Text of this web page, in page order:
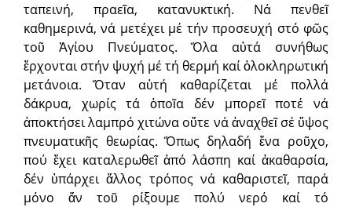
ταπεινή, πραεῖα, κατανυκτική. Νά πενθεῖ
καθημερινά, νά μετέχει μέ τήν προσευχή στό φῶς
τοῦ Ἁγίου Πνεύματος. Ὅλα αὐτά συνήθως
ἔρχονται στήν ψυχή μέ τή θερμή καί ὁλοκληρωτική
μετάνοια. Ὅταν αὐτή καθαρίζεται μέ πολλά
δάκρυα, χωρίς τά ὁποῖα δέν μπορεῖ ποτέ νά
ἀποκτήσει λαμπρό χιτώνα οὔτε νά ἀναχθεῖ σέ ὕψος
πνευματικῆς θεωρίας. Ὅπως δηλαδή ἕνα ροῦχο,
πού ἔχει καταλερωθεῖ ἀπό λάσπη καί ἀκαθαρσία,
δέν ὑπάρχει ἄλλος τρόπος νά καθαριστεῖ, παρά
μόνο ἄν τοῦ ρίξουμε πολύ νερό καί τό